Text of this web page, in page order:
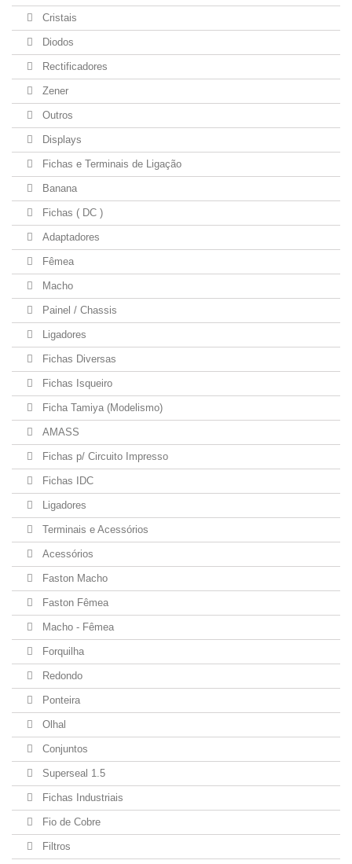
Cristais
Diodos
Rectificadores
Zener
Outros
Displays
Fichas e Terminais de Ligação
Banana
Fichas ( DC )
Adaptadores
Fêmea
Macho
Painel / Chassis
Ligadores
Fichas Diversas
Fichas Isqueiro
Ficha Tamiya (Modelismo)
AMASS
Fichas p/ Circuito Impresso
Fichas IDC
Ligadores
Terminais e Acessórios
Acessórios
Faston Macho
Faston Fêmea
Macho - Fêmea
Forquilha
Redondo
Ponteira
Olhal
Conjuntos
Superseal 1.5
Fichas Industriais
Fio de Cobre
Filtros